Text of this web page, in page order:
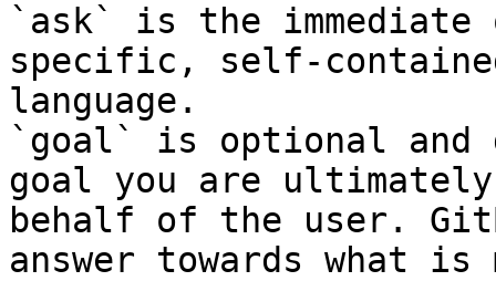
`ask` is the
specific, self-
language.
`goal` is optional and
goal you are
behalf of the user.
answer towards what